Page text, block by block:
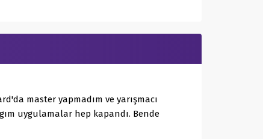
master yapmadım ve yarışmacı
uygulamalar hep kapandı. Bende